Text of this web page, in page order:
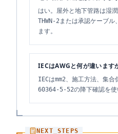
はい。屋外と地下管路は湿
THWN-2または承認ケーブ
ます。
IECはAWGと何が違います
IECはmm2、施工方法、集
60364-5-52の降下確認を使
NEXT_STEPS